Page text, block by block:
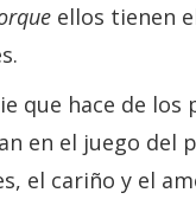
ellos tienen
que hace de los
en el juego del
el cariño y el